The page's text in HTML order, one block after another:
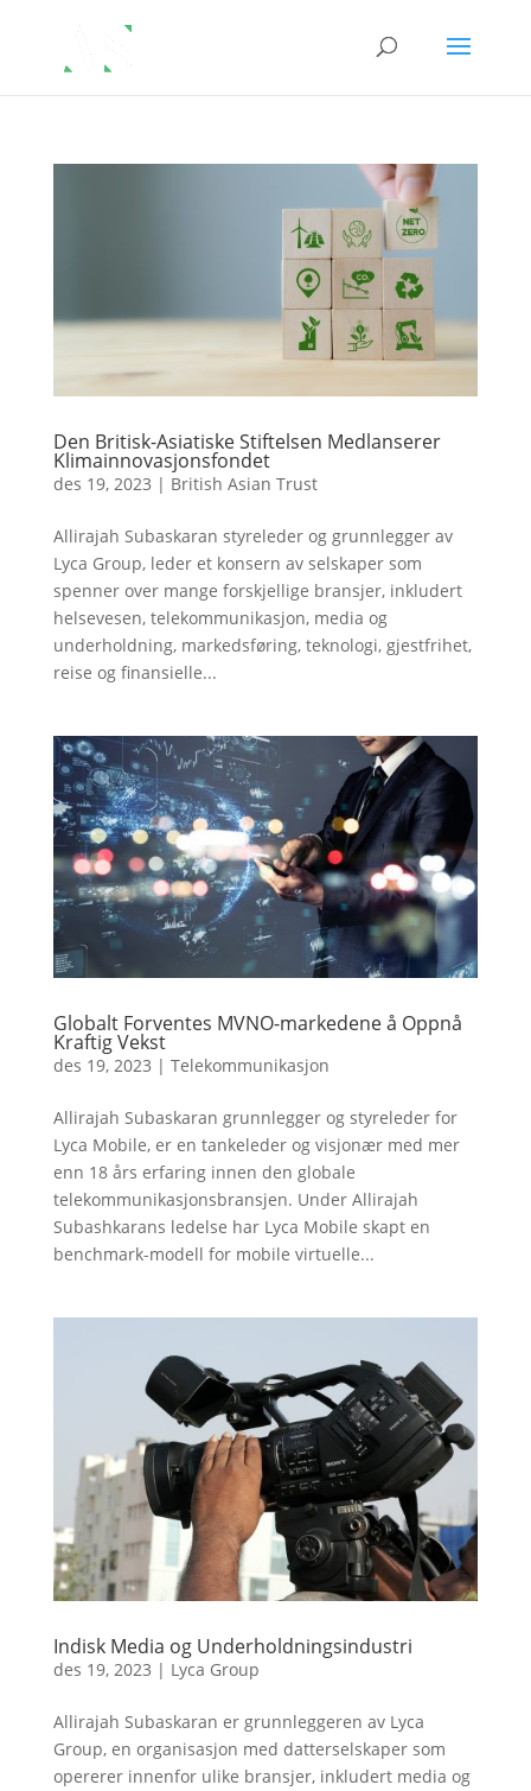
Den Britisk-Asiatiske Stiftelsen Medlanserer
Klimainnovasjonsfondet
des 19, 2023 | British Asian Trust
Allirajah Subaskaran styreleder og grunnlegger av
Lyca Group, leder et konsern av selskaper som
spenner over mange forskjellige bransjer, inkludert
helsevesen, telekommunikasjon, media og
underholdning, markedsføring, teknologi, gjestfrihet,
reise og finansielle...
Globalt Forventes MVNO-markedene å Oppnå
Kraftig Vekst
des 19, 2023 | Telekommunikasjon
Allirajah Subaskaran grunnlegger og styreleder for
Lyca Mobile, er en tankeleder og visjonær med mer
enn 18 års erfaring innen den globale
telekommunikasjonsbransjen. Under Allirajah
Subashkarans ledelse har Lyca Mobile skapt en
benchmark-modell for mobile virtuelle...
Indisk Media og Underholdningsindustri
des 19, 2023 | Lyca Group
Allirajah Subaskaran er grunnleggeren av Lyca
Group, en organisasjon med datterselskaper som
opererer innenfor ulike bransjer, inkludert media og